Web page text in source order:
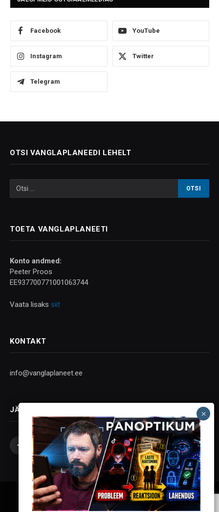
Facebook YouTube
Instagram Twitter
Telegram
OTSI VANGLAPLANEEDI LEHELT
TOETA VANGLAPLANEETI
Konto andmed:
Peeter Proos
EE937700771001063744
Vaata lisaks siit
KONTAKT
info@vanglaplaneet.ee
JÄLGI SOTSIAALMEEDIAS
Facebook
X
(Twitter)
InstagramYouTubeTelegram
Vanglaplaneet - Vastupanu Vaim